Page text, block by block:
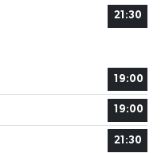
21:30
19:00
19:00
21:30